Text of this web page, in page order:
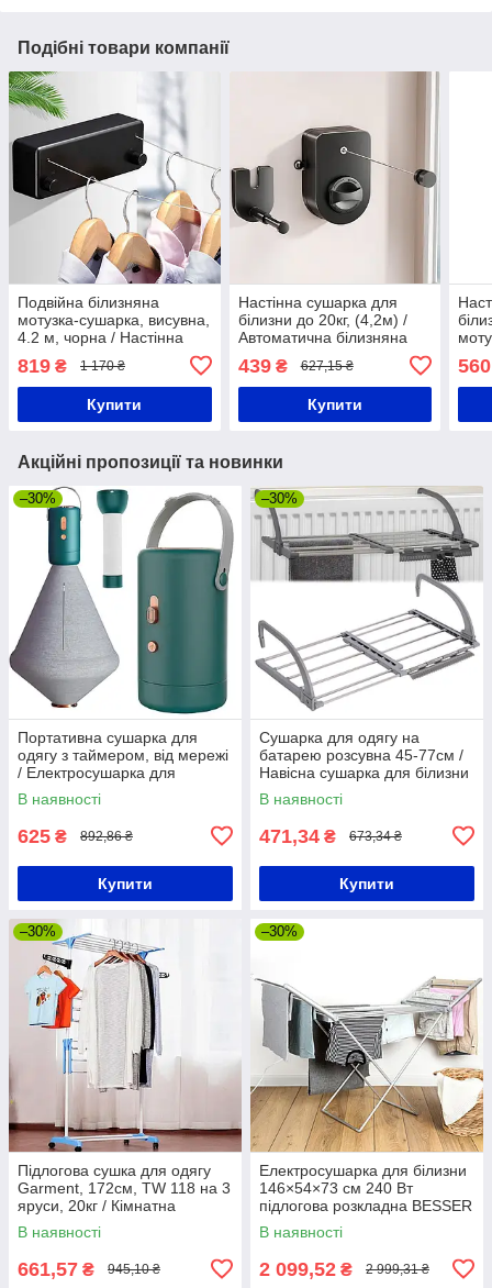
Подібні товари компанії
Подвійна білизняна
мотузка-сушарка, висувна,
4.2 м, чорна / Настінна
Мотузка для сушіння
білизни
819 ₴ 1 170 ₴
Купити
Настінна сушарка для
білизни до 20кг, (4,2м) /
Автоматична білизняна
мотузка / Висувна сушка
для одягу / Сушарка на
балкон
439₴ 627,15 ₴
Купити
Акційні пропозиції та новинки
–30%
Портативна сушарка для
одягу з таймером, від мережі
/ Електросушарка для
білизни / Міні сушарка
електрична
В наявності
625 ₴ 892,86 ₴
Купити
–30%
Сушарка для одягу на
батарею розсувна 45-77см /
Навісна сушарка для білизни
/ Сушарка на батарею
В наявності
471,34 ₴ 673,34 ₴
Купити
–30%
Підлогова сушка для одягу
Garment, 172см, TW 118 на 3
яруси, 20кг / Кімнатна
сушарка білизни
В наявності
661,57 ₴ 945,10 ₴
–30%
Електросушарка для білизни
146×54×73 см 240 Вт
підлогова розкладна BESSER
10292 / Електрична сушарка
В наявності
2 099,52 ₴ 2 999,31 ₴